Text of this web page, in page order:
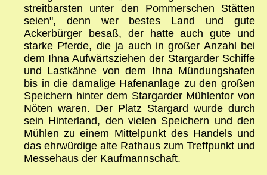
streitbarsten unter den Pommerschen Stätten
seien", denn wer bestes Land und gute
Ackerbürger besaß, der hatte auch gute und
starke Pferde, die ja auch in großer Anzahl bei
dem Ihna Aufwärtsziehen der Stargarder Schiffe
und Lastkähne von dem Ihna Mündungshafen
bis in die damalige Hafenanlage zu den großen
Speichern hinter dem Stargarder Mühlentor von
Nöten waren. Der Platz Stargard wurde durch
sein Hinterland, den vielen Speichern und den
Mühlen zu einem Mittelpunkt des Handels und
das ehrwürdige alte Rathaus zum Treffpunkt und
Messehaus der Kaufmannschaft.